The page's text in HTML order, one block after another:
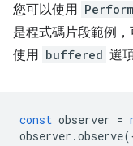
您可以使用
是程式碼片段範例
使用 buffered 選
const observer =
observer .observe